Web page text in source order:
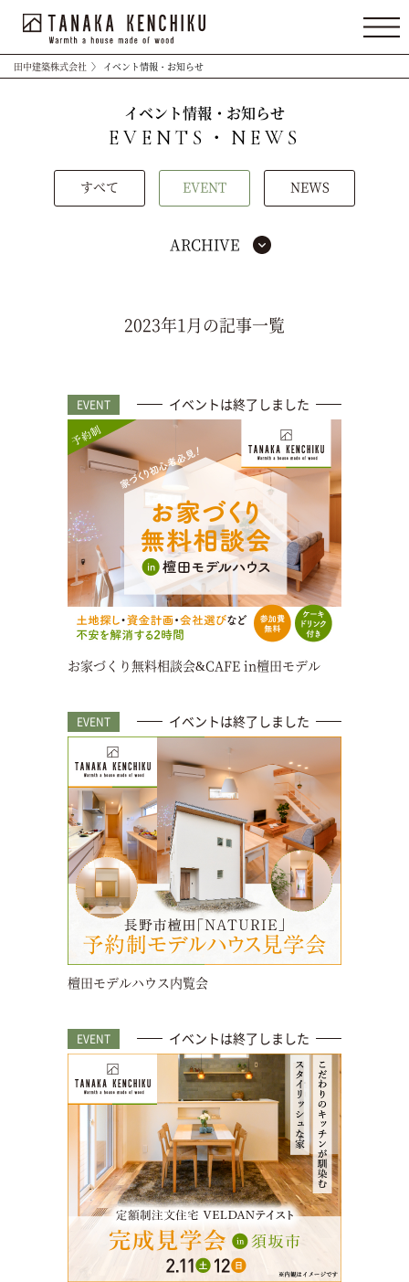
田中建築株式会社 〉 イベント情報・お知らせ
イベント情報・お知らせ
EVENTS・NEWS
すべて EVENT NEWS
ARCHIVE
2023年1月の記事一覧
EVENT イベントは終了しました
お家づくり無料相談会&CAFE in檀田モデル
EVENT イベントは終了しました
檀田モデルハウス内覧会
EVENT イベントは終了しました